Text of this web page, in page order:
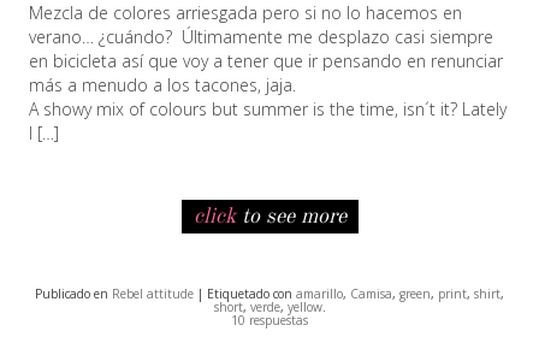
Mezcla de colores arriesgada pero si no lo hacemos en
verano… ¿cuándo? Últimamente me desplazo casi siempre
en bicicleta así que voy a tener que ir pensando en renunciar
más a menudo a los tacones, jaja.
A showy mix of colours but summer is the time, isn´t it? Lately
I […]
clickto see more
Publicado en Rebel attitude | Etiquetado con amarillo, Camisa, green, print, shirt,
short, verde, yellow.
10 respuestas